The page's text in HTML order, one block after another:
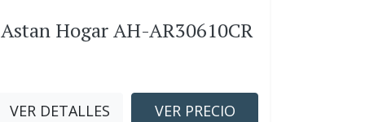
Astan Hogar AH-AR30610CR
VER DETALLES VER PRECIO